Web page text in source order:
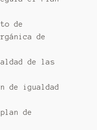
de
de
de las
de igualdad
de